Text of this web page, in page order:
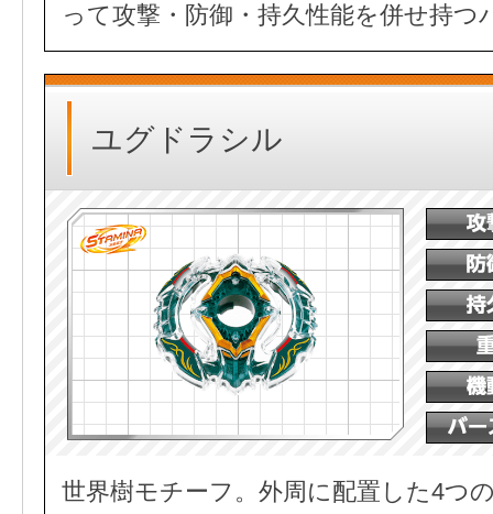
って攻撃・防御・持久性能を併せ持
ユグドラシル
世界樹モチーフ。外周に配置した4つ